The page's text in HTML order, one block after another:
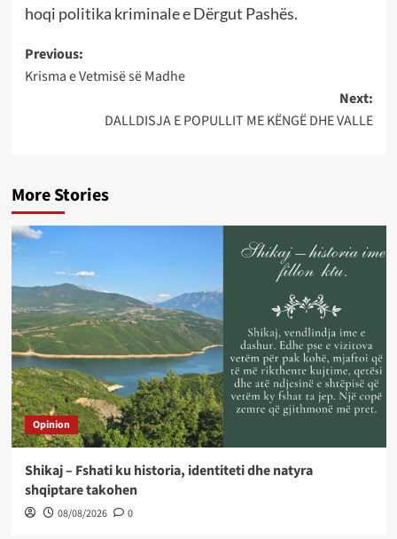
hoqi politika kriminale e Dërgut Pashës.
Post
navigation
Previous:
Krisma e Vetmisë së Madhe
Next:
DALLDISJA E POPULLIT ME KËNGË DHE VALLE
More Stories
Opinion
Shikaj – Fshati ku historia, identiteti dhe natyra
shqiptare takohen
08/08/2026 0